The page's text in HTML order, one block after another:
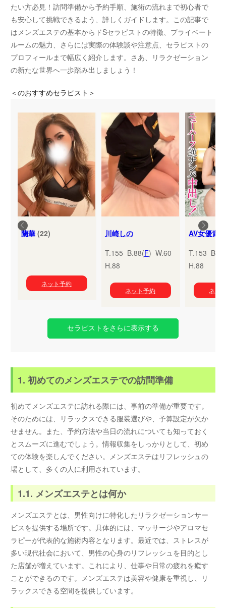
たい方必見！訪問準備から予約手順、施術の流れまで初心者で
も安心して挑戦できるよう、詳しくガイドします。この記事で
はメンズエステの基本からドSセラピストの特徴、プライベート
ルームの魅力、さらには実際の体験談や注意点、セラピストの
プロフィールまで幅広く紹介します。さあ、リラクゼーション
の新たな世界へ一歩踏み出しましょう！
＜のおすすめセラピスト＞
蘭華(22)
ネット予約
川崎しの
T.155 B.88(F) W.60
H.88
ネット予約
T.153
H.88
ネッ
セラピストをさらに表示する
1. 初めてのメンズエステでの訪問準備
初めてメンズエステに訪れる際には、事前の準備が重要です。
そのためには、リラックスできる服装選びや、予算設定が欠か
せません。また、予約方法や当日の流れについても知っておく
とスムーズに進むでしょう。情報収集をしっかりとして、初め
ての体験を楽しんでください。メンズエステはリフレッシュの
場として、多くの人に利用されています。
1.1. メンズエステとは何か
メンズエステとは、男性向けに特化したリラクゼーションサー
ビスを提供する場所です。具体的には、マッサージやアロマセ
ラピーが代表的な施術内容となります。最近では、ストレスが
多い現代社会において、男性の心身のリフレッシュを目的とし
た店舗が増えています。これにより、仕事や日常の疲れを癒す
ことができるのです。メンズエステは美容や健康を重視し、リ
ラックスできる空間を提供しています。